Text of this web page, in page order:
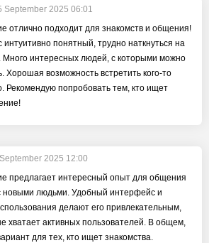
September 2025 06:01
отлично подходит для знакомств и общения!
понятный, трудно наткнуться на
Много интересных людей, с которыми можно
Хорошая возможность встретить кого-то
Рекомендую попробовать тем, кто ищет
2025 12:00
предлагает интересный опыт для общения
новыми людьми. Удобный интерфейс и
делают его привлекательным,
хватает активных пользователей. В общем,
для тех, кто ищет знакомства.